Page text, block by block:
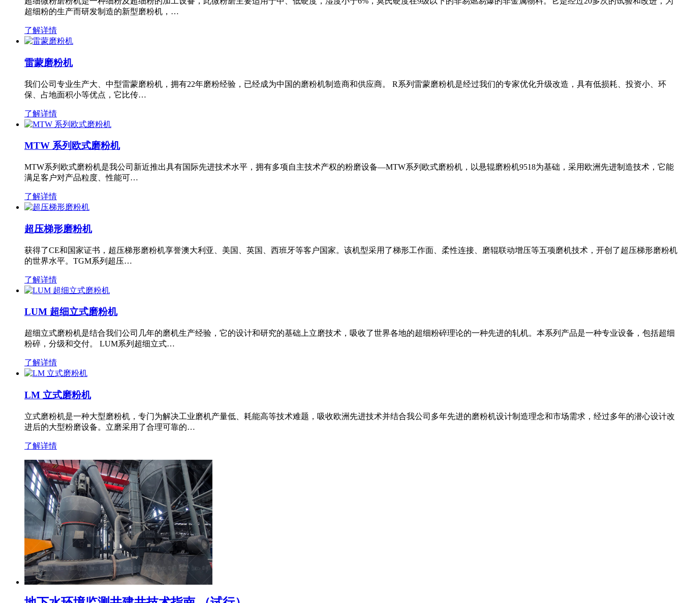
超细粉的生产而研发制造的新型磨粉机，…
了解详情
雷蒙磨粉机
我们公司专业生产大、中型雷蒙磨粉机，拥有22年磨粉经验，已经成为中国的磨粉机制造商和供应商。 R系列雷蒙磨粉机是经过我们的专家优化升级改造，具有低损耗、投资小、环
保、占地面积小等优点，它比传…
了解详情
MTW 系列欧式磨粉机
MTW系列欧式磨粉机是我公司新近推出具有国际先进技术水平，拥有多项自主技术产权的粉磨设备—MTW系列欧式磨粉机，以悬辊磨粉机9518为基础，采用欧洲先进制造技术，它能
满足客户对产品粒度、性能可…
了解详情
超压梯形磨粉机
获得了CE和国家证书，超压梯形磨粉机享誉澳大利亚、美国、英国、西班牙等客户国家。该机型采用了梯形工作面、柔性连接、磨辊联动增压等五项磨机技术，开创了超压梯形磨粉机
的世界水平。TGM系列超压…
了解详情
LUM 超细立式磨粉机
超细立式磨粉机是结合我们公司几年的磨机生产经验，它的设计和研究的基础上立磨技术，吸收了世界各地的超细粉碎理论的一种先进的轧机。本系列产品是一种专业设备，包括超细
粉碎，分级和交付。 LUM系列超细立式…
了解详情
LM 立式磨粉机
立式磨粉机是一种大型磨粉机，专门为解决工业磨机产量低、耗能高等技术难题，吸收欧洲先进技术并结合我公司多年先进的磨粉机设计制造理念和市场需求，经过多年的潜心设计改
进后的大型粉磨设备。立磨采用了合理可靠的…
了解详情